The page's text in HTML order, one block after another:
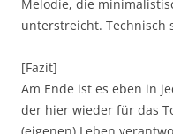
Melodie, die
unterstreicht. Technisch
[Fazit]
Am Ende ist es eben in
der hier wieder für das